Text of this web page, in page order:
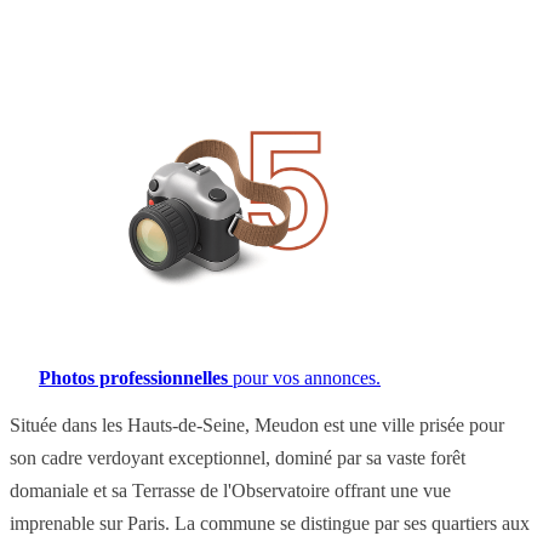
Photos professionnelles pour vos annonces.
Située dans les Hauts-de-Seine, Meudon est une ville prisée pour
son cadre verdoyant exceptionnel, dominé par sa vaste forêt
domaniale et sa Terrasse de l'Observatoire offrant une vue
imprenable sur Paris. La commune se distingue par ses quartiers aux